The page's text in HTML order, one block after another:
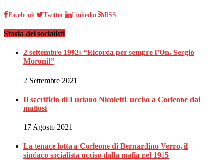
Facebook Twitter Linkedin RSS
Storia dei socialisti
2 settembre 1992: “Ricorda per sempre l’On. Sergio
Moroni!”
2 Settembre 2021
Il sacrificio di Luciano Nicoletti, ucciso a Corleone dai
mafiosi
17 Agosto 2021
La tenace lotta a Corleone di Bernardino Verro, il
sindaco socialista ucciso dalla mafia nel 1915